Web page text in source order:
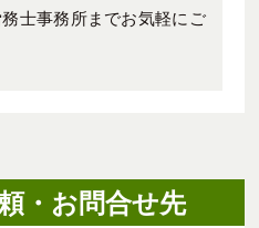
士事務所までお気軽にご
・お問合せ先